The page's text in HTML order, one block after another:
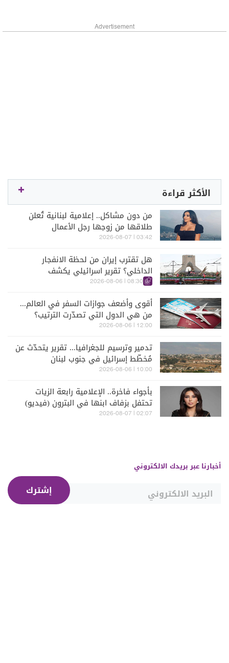
Advertisement
الأكثر قراءة
من دون مشاكل.. إعلامية لبنانية تُعلن
طلاقها من زوجها رجل الأعمال
03:42 | 2026-08-07
هل تقترب إيران من لحظة الانفجار
الداخلي؟ تقرير اسرائيلي يكشف
الكواليس
08:30 | 2026-08-06
أقوى وأضعف جوازات السفر في العالم...
من هي الدول التي تصدّرت الترتيب؟
12:00 | 2026-08-06
تدمير وترسيم للجغرافيا... تقرير يتحدّث عن
مُخطّط إسرائيل في جنوب لبنان
10:00 | 2026-08-06
بأجواء فاخرة.. الإعلامية رابعة الزيات
تحتفل بزفاف ابنها في البترون (فيديو)
02:07 | 2026-08-07
أخبارنا عبر بريدك الالكتروني
إشترك